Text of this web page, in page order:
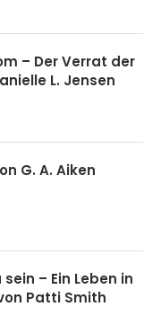
– Der Verrat der
L. Jensen
G. A. Aiken
– Ein Leben in
Patti Smith